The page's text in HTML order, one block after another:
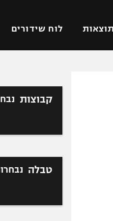
תוצאות לוח שידורים
UFC
קבוצות
טבלה